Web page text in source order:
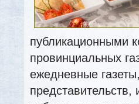
публикационными
провинциальных
ежедневные